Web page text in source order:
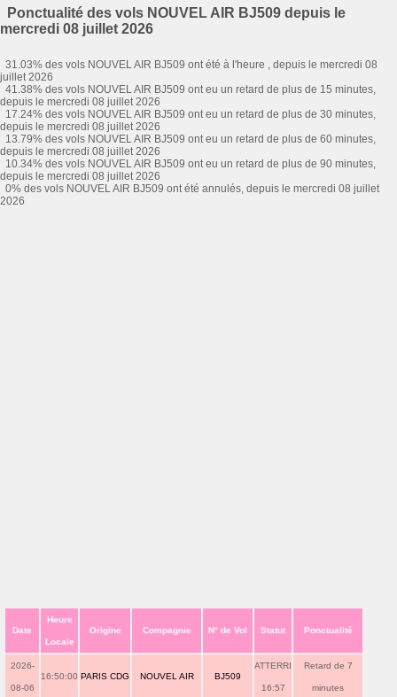
Ponctualité des vols NOUVEL AIR BJ509 depuis le
mercredi 08 juillet 2026
31.03% des vols NOUVEL AIR BJ509 ont été à l'heure , depuis le mercredi 08
juillet 2026
41.38% des vols NOUVEL AIR BJ509 ont eu un retard de plus de 15 minutes,
depuis le mercredi 08 juillet 2026
17.24% des vols NOUVEL AIR BJ509 ont eu un retard de plus de 30 minutes,
depuis le mercredi 08 juillet 2026
13.79% des vols NOUVEL AIR BJ509 ont eu un retard de plus de 60 minutes,
depuis le mercredi 08 juillet 2026
10.34% des vols NOUVEL AIR BJ509 ont eu un retard de plus de 90 minutes,
depuis le mercredi 08 juillet 2026
0% des vols NOUVEL AIR BJ509 ont été annulés, depuis le mercredi 08 juillet
2026
Date
Heure
Locale
Origine Compagnie N° de Vol Statut Ponctualité
2026-
08-06
16:50:00 PARIS CDG NOUVEL AIR BJ509
ATTERRI
16:57
Retard de 7
minutes